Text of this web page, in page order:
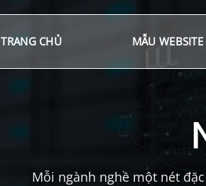
TRANG CHỦ MẪU
Mỗi ngành nghề một nét